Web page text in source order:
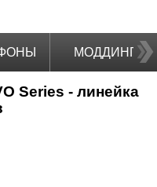
МОДДИНГ
Series - линейка